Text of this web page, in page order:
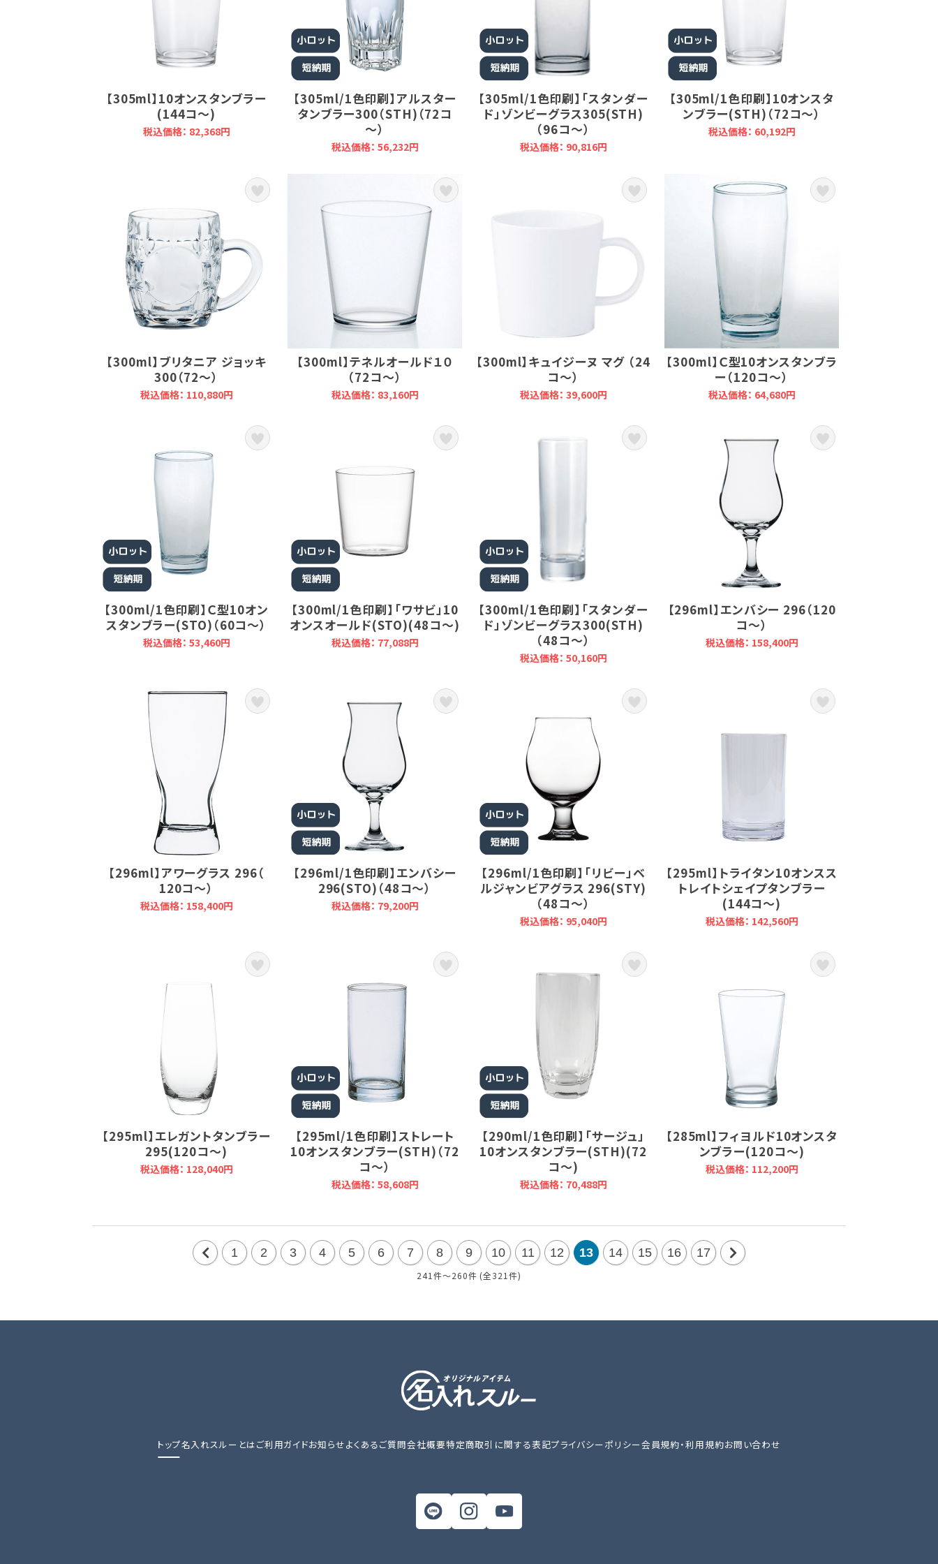
【305ml】10オンスタンブラー
(144コ～)
税込価格： 82,368円
【305ml/1色印刷】アルスター
タンブラー300（STH)（72コ
～）
税込価格： 56,232円
【305ml/1色印刷】「スタンダー
ド」ゾンビーグラス305(STH)
（96コ～）
税込価格： 90,816円
【305ml/1色印刷】10オンスタ
ンブラー(STH)（72コ～）
税込価格： 60,192円
【300ml】ブリタニア ジョッキ
300（72～）
税込価格： 110,880円
【300ml】テネルオールド１０
（72コ～）
税込価格： 83,160円
【300ml】キュイジーヌ マグ （24
コ～）
税込価格： 39,600円
【300ml】Ｃ型10オンスタンブラ
ー（120コ～）
税込価格： 64,680円
【300ml/1色印刷】Ｃ型10オン
スタンブラー(STO)（60コ～）
税込価格： 53,460円
【300ml/1色印刷】「ワサビ」10
オンスオールド(STO)(48コ～)
税込価格： 77,088円
【300ml/1色印刷】「スタンダー
ド」ゾンビーグラス300(STH)
（48コ～）
税込価格： 50,160円
【296ml】エンバシー 296（120
コ～）
税込価格： 158,400円
【296ml】アワーグラス 296（
120コ～）
税込価格： 158,400円
【296ml/1色印刷】エンバシー
296(STO)（48コ～）
税込価格： 79,200円
【296ml/1色印刷】「リビー」ベ
ルジャンビアグラス 296(STY)
（48コ～）
税込価格： 95,040円
【295ml】トライタン10オンスス
トレイトシェイプタンブラー
(144コ～)
税込価格： 142,560円
【295ml】エレガントタンブラー
295(120コ～)
税込価格： 128,040円
【295ml/1色印刷】ストレート
10オンスタンブラー(STH)（72
コ～）
税込価格： 58,608円
【290ml/1色印刷】「サージュ」
10オンスタンブラー(STH)(72
コ～)
税込価格： 70,488円
【285ml】フィヨルド10オンスタ
ンブラー(120コ～)
税込価格： 112,200円
20
1 2 3 4 5 6 7 8 9 10 11 12 13 14 15 16
17
20
241件～260件 (全321件)
トップ名入れスルーとはご利用ガイドお知らせよくあるご質問会社概要特定商取引に関する表記プライバシーポリシー会員規約・利用規約お問い合わせ